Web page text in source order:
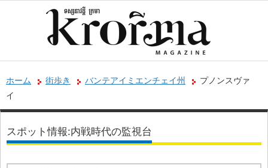
ホーム 街歩き バンテアイミエンチェイ州
プノンスヴァ
イ
スポット情報:内戦時代の監視台